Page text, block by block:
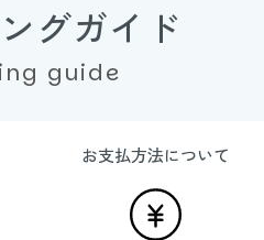
グガイド
guide
お支払方法について